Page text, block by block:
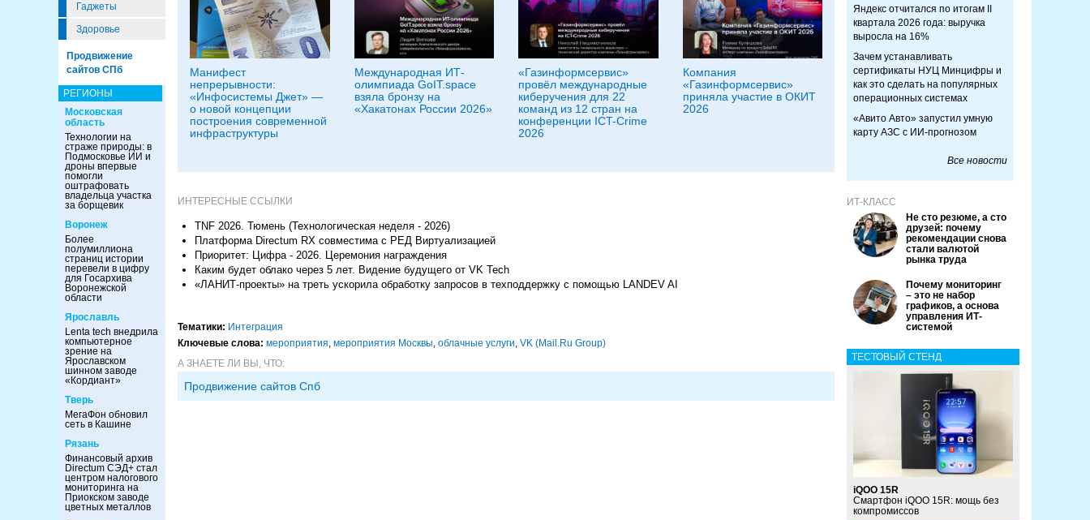
Гаджеты
Здоровье
Продвижение
сайтов СПб
РЕГИОНЫ
Московская
область
Технологии на
страже природы: в
Подмосковье ИИ и
дроны впервые
помогли
оштрафовать
владельца участка
за борщевик
Воронеж
Более
полумиллиона
страниц истории
перевели в цифру
для Госархива
Воронежской
области
Ярославль
Lenta tech внедрила
компьютерное
зрение на
Ярославском
шинном заводе
«Кордиант»
Тверь
МегаФон обновил
сеть в Кашине
Рязань
Финансовый архив
Directum СЭД+ стал
центром налогового
мониторинга на
Приокском заводе
цветных металлов
Манифест
непрерывности:
«Инфосистемы Джет» —
о новой концепции
построения современной
инфраструктуры
Международная ИТ-
олимпиада GoIT.space
взяла бронзу на
«Хакатонах России 2026»
«Газинформсервис»
провёл международные
киберучения для 22
команд из 12 стран на
конференции ICT-Crime
2026
Компания
«Газинформсервис»
приняла участие в ОКИТ
2026
ИНТЕРЕСНЫЕ ССЫЛКИ
TNF 2026. Тюмень (Технологическая неделя - 2026)
Платформа Directum RX совместима с РЕД Виртуализацией
Приоритет: Цифра - 2026. Церемония награждения
Каким будет облако через 5 лет. Видение будущего от VK Tech
«ЛАНИТ-проекты» на треть ускорила обработку запросов в техподдержку с помощью LANDEV AI
Тематики: Интеграция
Ключевые слова: мероприятия, мероприятия Москвы, облачные услуги, VK (Mail.Ru Group)
А ЗНАЕТЕ ЛИ ВЫ, ЧТО:
Продвижение сайтов Спб
Яндекс отчитался по итогам II
квартала 2026 года: выручка
выросла на 16%
Зачем устанавливать
сертификаты НУЦ Минцифры и
как это сделать на популярных
операционных системах
«Авито Авто» запустил умную
карту АЗС с ИИ-прогнозом
Все новости
ИТ-КЛАСС
Не сто резюме, а сто
друзей: почему
рекомендации снова
стали валютой
рынка труда
Почему мониторинг
– это не набор
графиков, а основа
управления ИТ-
системой
ТЕСТОВЫЙ СТЕНД
iQOO 15R
Смартфон iQOO 15R: мощь без
компромиссов